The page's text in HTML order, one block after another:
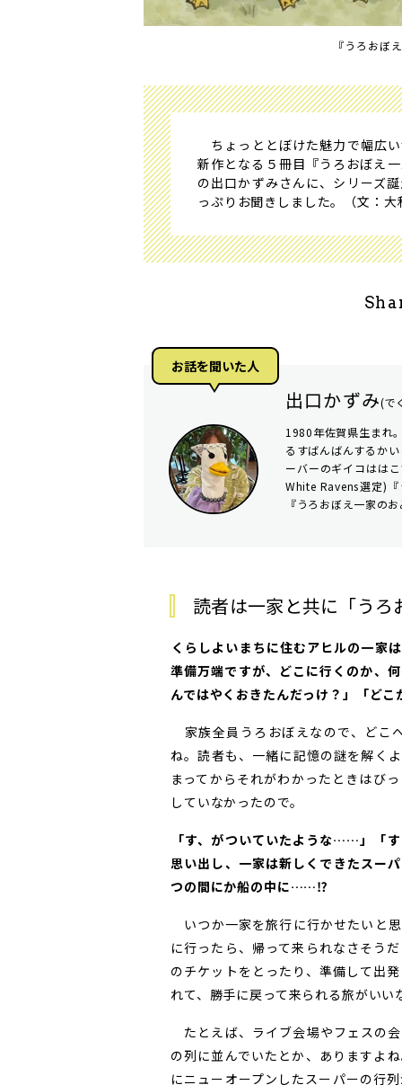
『うろおぼ
ちょっととぼけた魅力で幅広
新作となる５冊目『うろおぼえ
の出口かずみさんに、シリーズ
っぷりお聞きしました。（文：大
お話を聞いた人
出口かずみ(で
1980年佐賀県生まれ
るすばんばんするか
ーバーのギイコはは
White Ravens選定)
『うろおぼえ一家の
読者は一家と共に「う
――くらしよいまちに住むアヒルの一
準備万端ですが、どこに行くのか、
んではやくおきたんだっけ？」「ど
家族全員うろおぼえなので、どこ
ね。読者も、一緒に記憶の謎を解く
まってからそれがわかったときはび
していなかったので。
――「す、がついていたような……」
思い出し、一家は新しくできたスー
つの間にか船の中に……⁉
いつか一家を旅行に行かせたいと
に行ったら、帰って来られなさそう
のチケットをとったり、準備して出
れて、勝手に戻って来られる旅がいい
たとえば、ライブ会場やフェスの
の列に並んでいたとか、ありますよ
にニューオープンしたスーパーの行